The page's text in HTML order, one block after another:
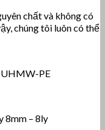
chất và không có
chúng tôi luôn có thể
UHMW-PE
8mm – 8ly